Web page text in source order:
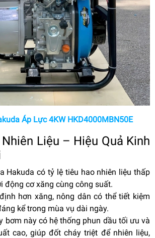
Áp Lực 4KW HKD4000MBN50E
Liệu – Hiệu Quả Kinh
Hakuda có tỷ lệ tiêu hao nhiên liệu thấp
động cơ xăng cùng công suất.
hơn xăng, nông dân có thể tiết kiệm
kể trong mùa vụ dài ngày.
bơm này có hệ thống phun dầu tối ưu và
cao, giúp đốt cháy triệt để nhiên liệu,